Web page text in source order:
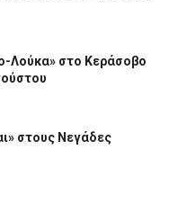
Λούκα» στο Κεράσοβο
στους Νεγάδες